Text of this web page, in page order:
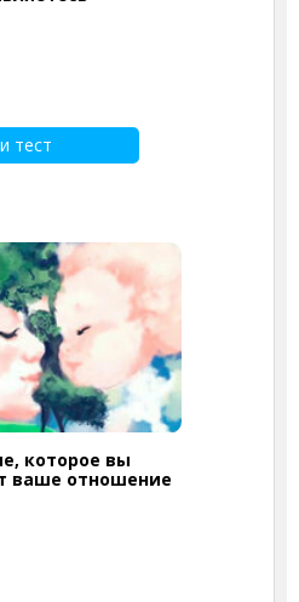
тест
которое вы
ваше отношение